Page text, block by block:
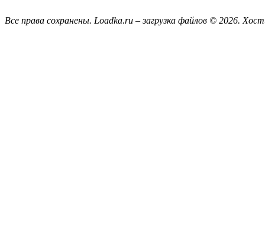
Все права сохранены. Loadka.ru – загрузка файлов © 2026.